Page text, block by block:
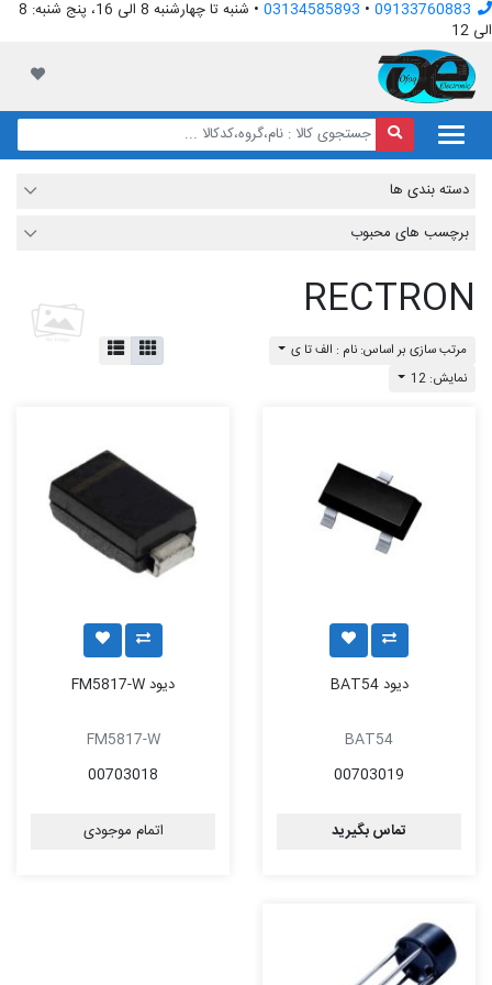
09133760883
•
03134585893
• شنبه تا چهارشنبه 8 الی 16، پنج شنبه: 8
الی 12
لیست
دسته بندی ها
برچسب های محبوب
RECTRON
مرتب سازی بر اساس: نام : الف تا ی
نمایش: 12
دیود BAT54
BAT54
00703019
تماس بگیرید
دیود FM5817-W
FM5817-W
00703018
اتمام موجودی